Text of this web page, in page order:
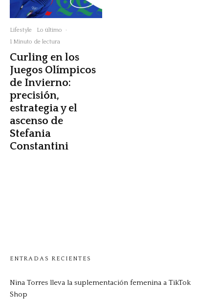
Lifestyle Lo último
·
1 Minuto de lectura
Curling en los
Juegos Olímpicos
de Invierno:
precisión,
estrategia y el
ascenso de
Stefania
Constantini
ENTRADAS RECIENTES
Nina Torres lleva la suplementación femenina a TikTok
Shop